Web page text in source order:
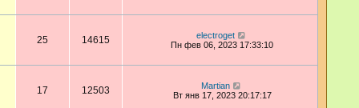
25 14615
electroget
Пн фев 06, 2023 17:33:10
17 12503
Martian
Вт янв 17, 2023 20:17:17